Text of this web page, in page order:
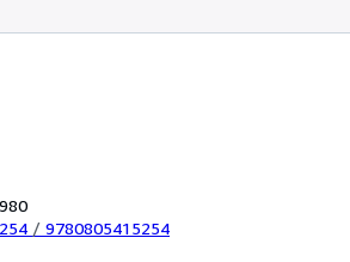
/ 9780805415254